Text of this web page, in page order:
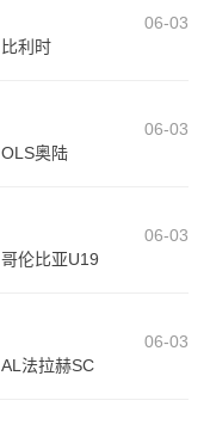
06-03
比利时
06-03
OLS奥陆
06-03
哥伦比亚U19
06-03
AL法拉赫SC